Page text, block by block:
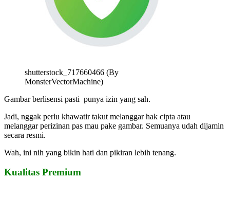
shutterstock_717660466 (By
MonsterVectorMachine)
Gambar berlisensi pasti punya izin yang sah.
Jadi, nggak perlu khawatir takut melanggar hak cipta atau
melanggar perizinan pas mau pake gambar. Semuanya udah dijamin
secara resmi.
Wah, ini nih yang bikin hati dan pikiran lebih tenang.
Kualitas Premium